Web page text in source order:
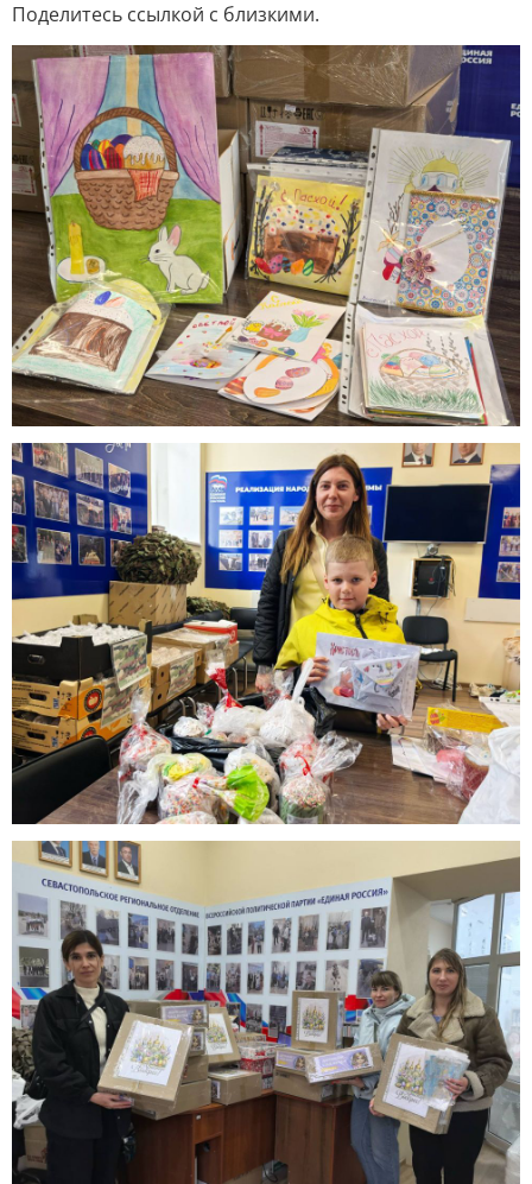
Поделитесь ссылкой с близкими.